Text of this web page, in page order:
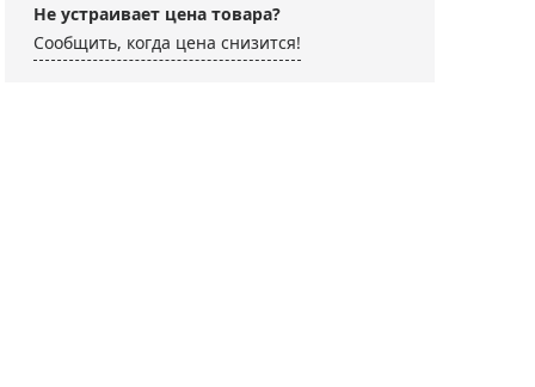
Не устраивает цена товара?
Сообщить, когда цена снизится!